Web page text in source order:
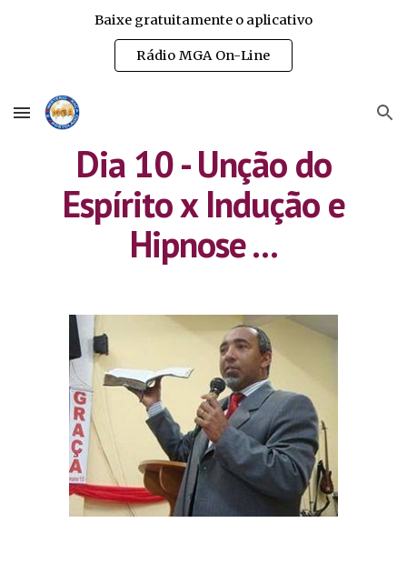
Baixe gratuitamente o aplicativo
Rádio MGA On-Line
Dia 10 - Unção do
Espírito x Indução e
Hipnose ...